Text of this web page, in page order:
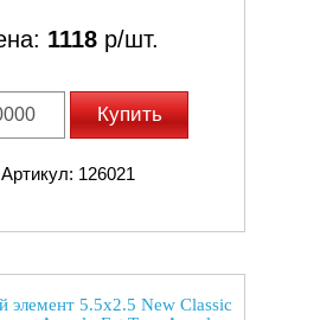
1118 р/шт.
Купить
Артикул: 126021
элемент 5.5x2.5 New Classic